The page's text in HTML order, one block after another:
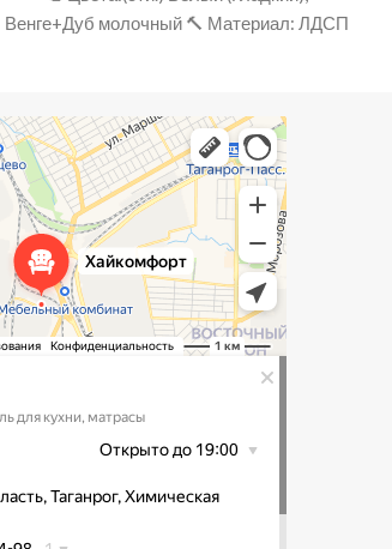
Венге+Дуб молочный 🔨 Материал: ЛДСП